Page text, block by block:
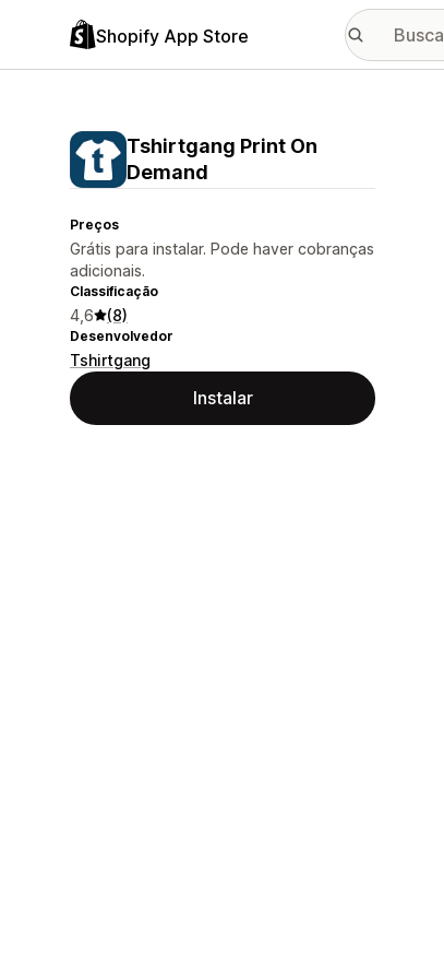
Shopify App Store
Tshirtgang Print On
Demand
Preços
Grátis para instalar. Pode haver cobranças
adicionais.
Classificação
4,6 (8)
Desenvolvedor
Tshirtgang
Instalar